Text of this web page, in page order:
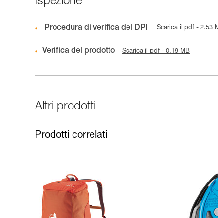
Procedura di verifica del DPI Scarica il pdf - 2.53
Verifica del prodotto Scarica il pdf - 0.19 MB
Altri prodotti
Prodotti correlati